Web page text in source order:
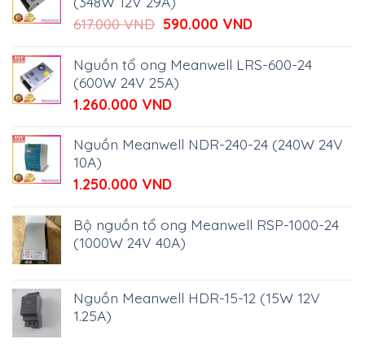
617.000VND Giá
là:
617.000 VND.
590.000 VND
tại
Nguồn tổ ong Meanwell LRS-600-24
(600W 24V 25A)
1.260.000 VND
Nguồn Meanwell NDR-240-24 (240W 24V
10A)
1.250.000 VND
Bộ nguồn tổ ong Meanwell RSP-1000-24
(1000W 24V 40A)
Nguồn Meanwell HDR-15-12 (15W 12V
1.25A)